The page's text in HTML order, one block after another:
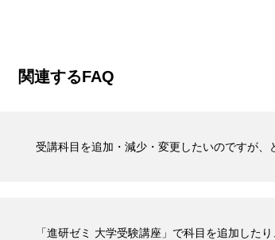
関連するFAQ
受講科目を追加・減少・変更したいのですが、
「進研ゼミ 大学受験講座」で科目を追加した